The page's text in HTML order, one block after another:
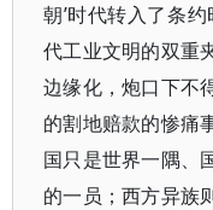
朝’时代转入了条
代工业文明的双重
边缘化，炮口下不
的割地赔款的惨痛
国只是世界一隅、
的一员；西方异族